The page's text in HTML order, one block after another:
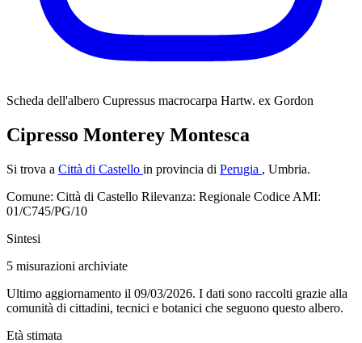
Scheda dell'albero Cupressus macrocarpa Hartw. ex Gordon
Cipresso Monterey Montesca
Si trova a Città di Castello in provincia di Perugia , Umbria.
Comune: Città di Castello Rilevanza: Regionale Codice AMI:
01/C745/PG/10
Sintesi
5 misurazioni archiviate
Ultimo aggiornamento il 09/03/2026. I dati sono raccolti grazie alla
comunità di cittadini, tecnici e botanici che seguono questo albero.
Età stimata